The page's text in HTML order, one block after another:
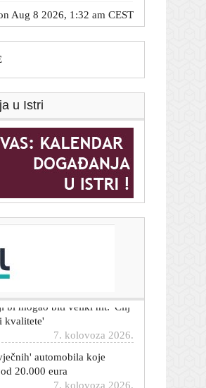
Aug 8 2026, 1:32 am CEST
u Istri
kvalitete'
automobila koje
20.000 eura
7. kolovoza 2026.